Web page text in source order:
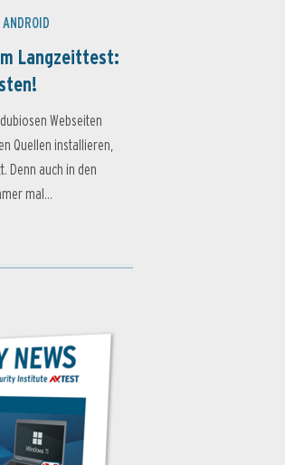
Langzeittest:
Webseiten
Quellen installieren,
Denn auch in den
mal...